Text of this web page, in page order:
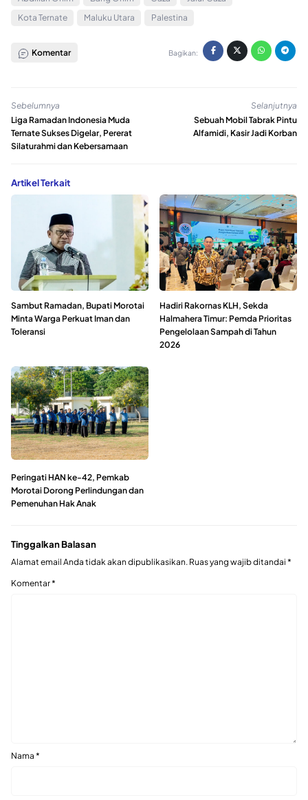
Kota Ternate
Maluku Utara Palestina
Komentar Bagikan:
Sebelumnya
Liga Ramadan Indonesia Muda
Ternate Sukses Digelar, Pererat
Silaturahmi dan Kebersamaan
Selanjutnya
Sebuah Mobil Tabrak Pintu
Alfamidi, Kasir Jadi Korban
Artikel Terkait
Sambut Ramadan, Bupati Morotai
Minta Warga Perkuat Iman dan
Toleransi
Hadiri Rakornas KLH, Sekda
Halmahera Timur: Pemda Prioritas
Pengelolaan Sampah di Tahun
2026
Peringati HAN ke-42, Pemkab
Morotai Dorong Perlindungan dan
Pemenuhan Hak Anak
Tinggalkan Balasan
Alamat email Anda tidak akan dipublikasikan. Ruas yang wajib ditandai *
Komentar*
Nama *